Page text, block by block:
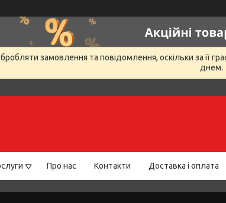
замовлення та повідомлення, оскільки за її
днем.
Про нас Контакти Доставка і оплата